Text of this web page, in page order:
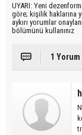
UYARI: Yeni
göre; kişilik haklarına
aykırı yorumlar
bölümünü kullanınız
1 Yorum